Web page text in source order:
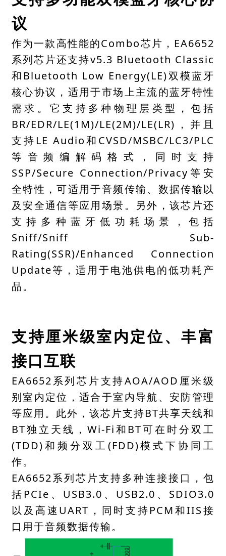
议
作为一款高性能的Combo芯片，EA6652
系列芯片还支持v5.3 Bluetooth Classic
和Bluetooth Low Energy(LE)双模蓝牙
核心协议，适用于市场上主流的蓝牙特性
需求。它支持多种物理层类型，包括
BR/EDR/LE(1M)/LE(2M)/LE(LR)，并且
支持LE Audio和 CVSD/MSBC/LC3/PLC
等音频编解码格式，同时支持
SSP/Secure Connection/Privacy等安
全特性，可适用于音频传输、数据传输以
及安全通信等应用场景。另外，该芯片还
支持多种蓝牙低功耗场景，包括
Sniff/Sniff Sub-
Rating(SSR)/Enhanced Connection
Update等，适用于电池供电的低功耗产
品。
支持厘米级室内定位、丰富
接口互联
EA6652系列芯片支持AOA/AOD厘米级
别室内定位，适合于室内导航、安防管理
等应用。此外，该芯片支持BT共享天线和
BT独立天线，Wi-Fi和BT可在时分双工
(TDD)和频分双工(FDD)模式下协同工
作。
EA6652系列芯片支持多种连接接口，包
括PCIe、USB3.0、USB2.0、SDIO3.0
以及高速UART，同时支持PCM和IIS接
口用于音频数据传输。